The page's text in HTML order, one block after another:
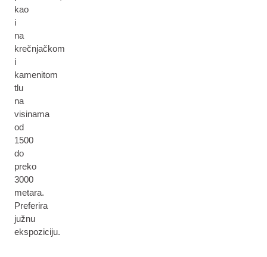
kao
i
na
krečnjačkom
i
kamenitom
tlu
na
visinama
od
1500
do
preko
3000
metara.
Preferira
južnu
ekspoziciju.